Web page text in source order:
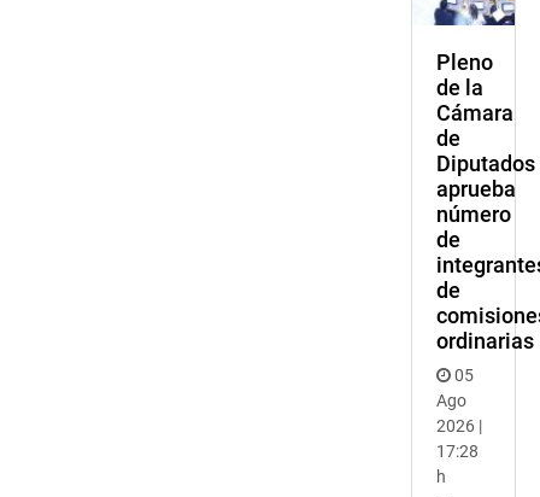
Pleno
de la
Cámara
de
Diputados
aprueba
número
de
de
ordinarias
05
Ago
2026 |
17:28
h